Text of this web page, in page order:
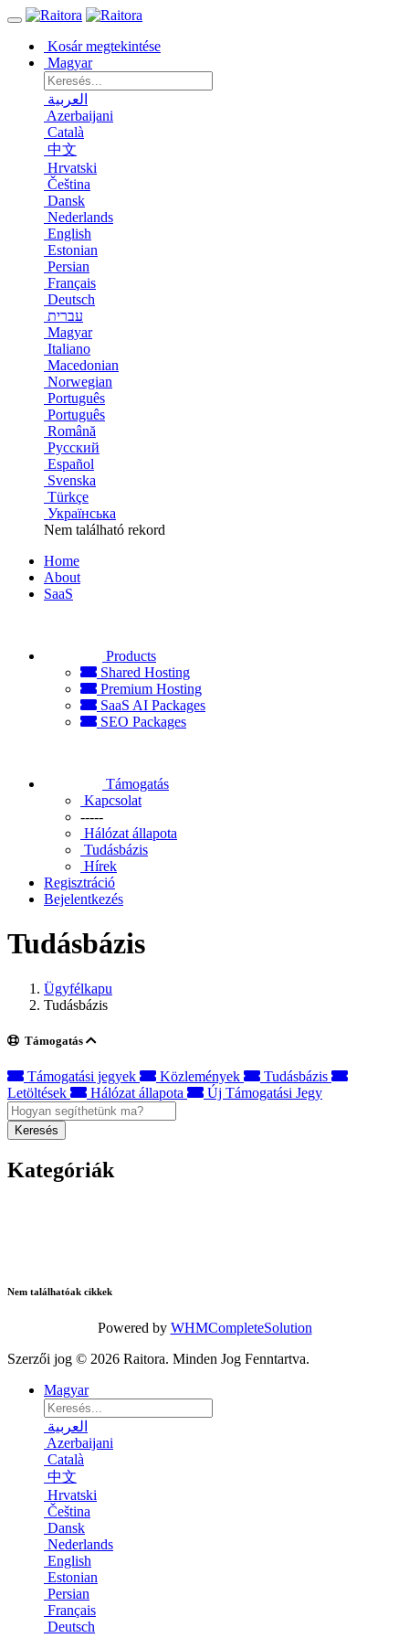
Kosár megtekintése
Magyar
العربية
Azerbaijani
Català
中文
Hrvatski
Čeština
Dansk
Nederlands
English
Estonian
Persian
Français
Deutsch
עברית
Magyar
Italiano
Macedonian
Norwegian
Português
Português
Română
Русский
Español
Svenska
Türkçe
Українська
Nem található rekord
Home
About
SaaS
Products
Shared Hosting
Premium Hosting
SaaS AI Packages
SEO Packages
Támogatás
Kapcsolat
-----
Hálózat állapota
Tudásbázis
Hírek
Regisztráció
Bejelentkezés
Tudásbázis
Ügyfélkapu
Tudásbázis
Támogatás
Támogatási jegyek Közlemények
Tudásbázis
Letöltések
Hálózat állapota Új Támogatási Jegy
Keresés
Kategóriák
Nem találhatóak cikkek
Powered by WHMCompleteSolution
Szerzői jog © 2026 Raitora. Minden Jog Fenntartva.
Magyar
العربية
Azerbaijani
Català
中文
Hrvatski
Čeština
Dansk
Nederlands
English
Estonian
Persian
Français
Deutsch